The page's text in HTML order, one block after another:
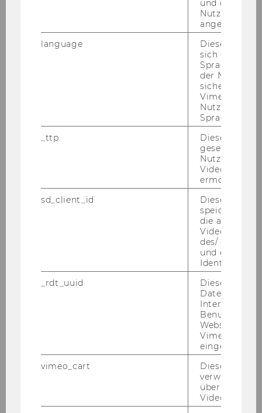
16.02.12
Fremdsprachliche Wirtschafts-
Europäisches Öffentliches Recht
und ob sich
Nutzer*in
angemeldet
language
Dieses
sich die
der
Vimeo in der
Nutzer
Sprache
_ttp
Dieser
gesetzt, um
Nutzung des
Videoplayers
ermöglichen
sd_client_id
Dieses Cookie
speichert
die aktuellen
des/ der
und einen
_rdt_uuid
Dieses
Daten über
Interaktionen
Websites, auf
Vimeo-Video
eingebettet
vimeo_cart
Dieses
verwendet,
überprüfen,
Video